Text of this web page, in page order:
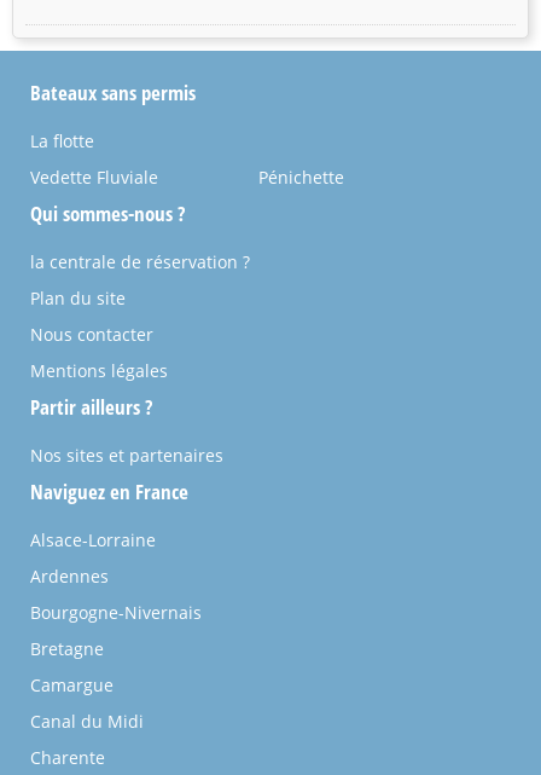
Bateaux sans permis
La flotte
Vedette Fluviale
Pénichette
Qui sommes-nous ?
la centrale de réservation ?
Plan du site
Nous contacter
Mentions légales
Partir ailleurs ?
Nos sites et partenaires
Naviguez en France
Alsace-Lorraine
Ardennes
Bourgogne-Nivernais
Bretagne
Camargue
Canal du Midi
Charente